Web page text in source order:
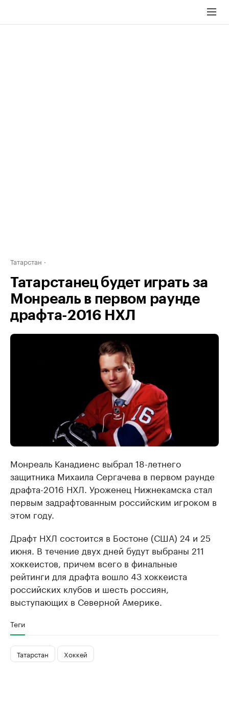
Татарстан
Татарстанец будет играть за
Монреаль в первом раунде
драфта-2016 НХЛ
Монреаль Канадиенс выбрал 18-летнего
защитника Михаила Сергачева в первом раунде
драфта-2016 НХЛ. Уроженец Нижнекамска стал
первым задрафтованным российским игроком в
этом году.
Драфт НХЛ состоится в Бостоне (США) 24 и 25
июня. В течение двух дней будут выбраны 211
хоккеистов, причем всего в финальные
рейтинги для драфта вошло 43 хоккеиста
российских клубов и шесть россиян,
выступающих в Северной Америке.
Теги
Татарстан Хоккей